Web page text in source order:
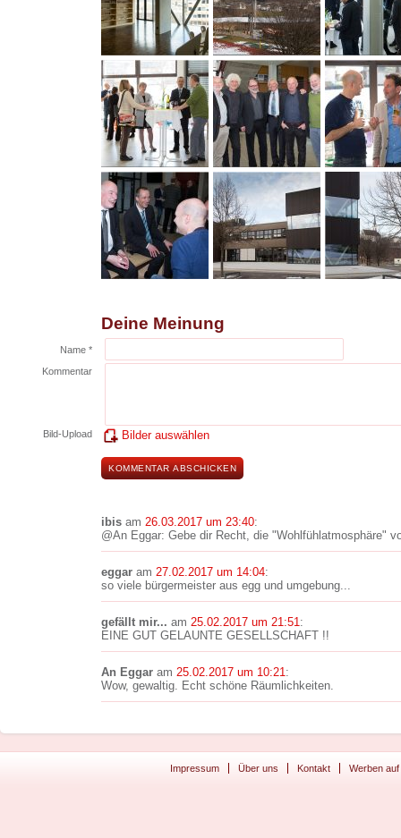
Deine Meinung
Name *
Kommentar
Bild-Upload Bilder auswählen
ibis am 26.03.2017 um 23:40:
@An Eggar: Gebe dir Recht, die "Wohlfühlatmosphäre"
eggar am 27.02.2017 um 14:04:
so viele bürgermeister aus egg und umgebung...
gefällt mir... am 25.02.2017 um 21:51:
EINE GUT GELAUNTE GESELLSCHAFT !!
An Eggar am 25.02.2017 um 10:21:
Wow, gewaltig. Echt schöne Räumlichkeiten.
Impressum Über uns Kontakt Werben